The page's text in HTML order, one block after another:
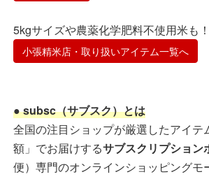
5kgサイズや農薬化学肥料不使用米も！
小張精米店・取り扱いアイテム一覧へ
● subsc（サブスク）とは
全国の注目ショップが厳選したアイテ
額」でお届けするサブスクリプション
便）専門のオンラインショッピングモ